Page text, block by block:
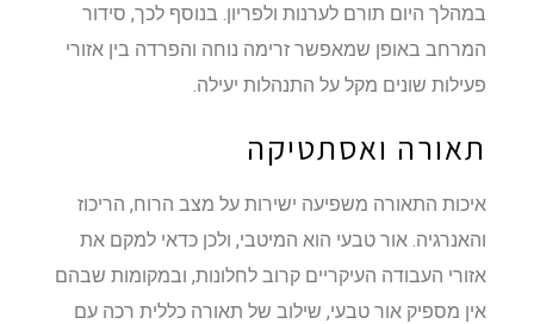
במהלך היום תורם לערנות ולפריון. בנוסף לכך, סידור
המרחב באופן שמאפשר זרימה נוחה והפרדה בין אזורי
פעילות שונים מקל על התנהלות יעילה.
תאורה ואסתטיקה
איכות התאורה משפיעה ישירות על מצב הרוח, הריכוז
והאנרגיה. אור טבעי הוא המיטבי, ולכן כדאי למקם את
אזורי העבודה העיקריים קרוב לחלונות, ובמקומות שבהם
אין מספיק אור טבעי, שילוב של תאורה כללית רכה עם